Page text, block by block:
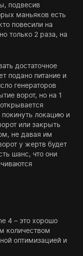
подвесив
маньяков есть
повесили на
только 2 раза, на
достаточное
подано питание и
генераторов
ворот, но на 1
локацию и
или закрыть
не давая им
у жертв будет
шанс, что они
4 – это хорошо
количеством
оптимизацией и